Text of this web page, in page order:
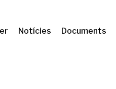
Notícies Documents